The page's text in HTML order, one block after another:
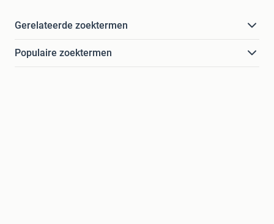
Gerelateerde zoektermen
Populaire zoektermen